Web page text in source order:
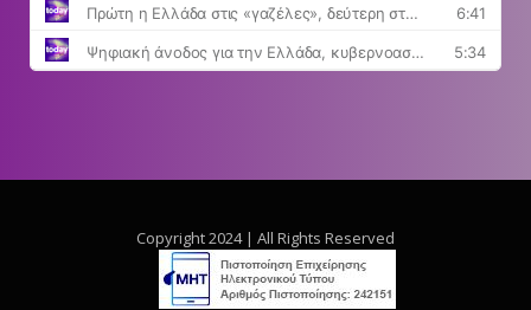
Copyright 2024 | All Rights Reserved